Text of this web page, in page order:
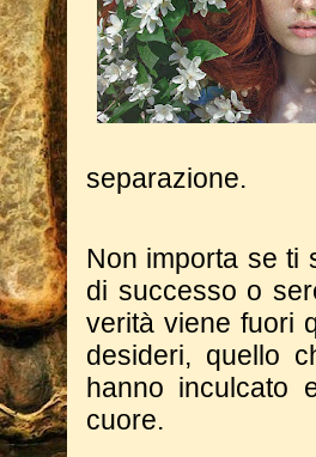
separazione.
Non importa se ti
di successo o
verità viene fuori
desideri, quello
hanno inculcato
cuore.